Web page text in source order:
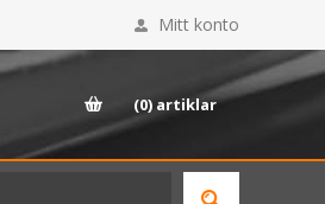
Mitt konto
(0) artiklar